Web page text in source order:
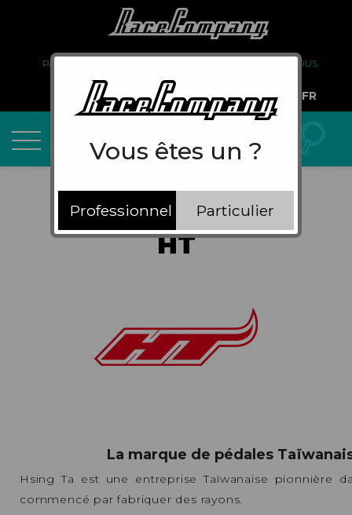
PARTENARIAT
À PROPOS DE NOUS
COMPTE PRO
FR
HT
La marque de pédales
Hsing Ta est une entreprise Taïwanaise pionnière
commencé par fabriquer des rayons.
Vous êtes un ?
Professionnel Particulier